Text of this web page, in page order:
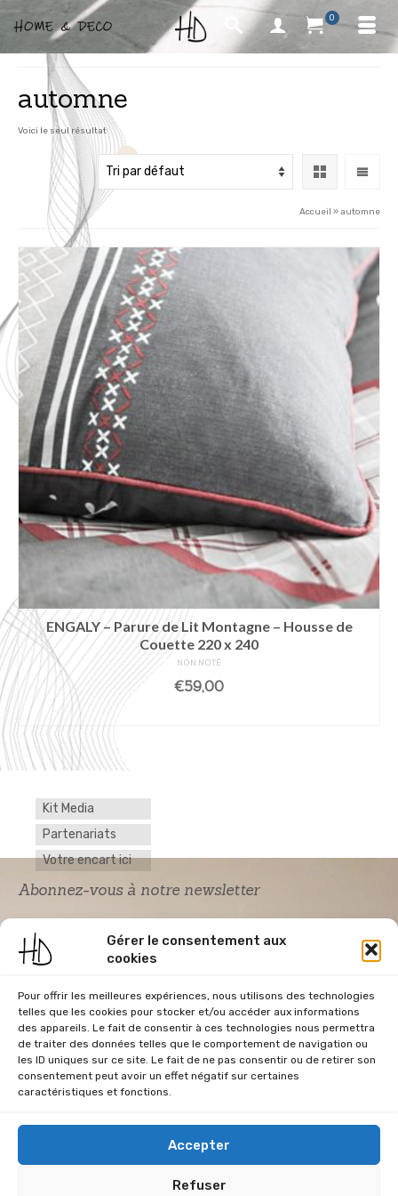
Gérer le consentement aux
cookies
Pour offrir les meilleures expériences, nous utilisons des technologies
telles que les cookies pour stocker et/ou accéder aux informations
des appareils. Le fait de consentir à ces technologies nous permettra
de traiter des données telles que le comportement de navigation ou
les ID uniques sur ce site. Le fait de ne pas consentir ou de retirer son
consentement peut avoir un effet négatif sur certaines
caractéristiques et fonctions.
Accepter
Refuser
0
automne
Voici le seul résultat
Accueil »automne
ENGALY – Parure de Lit Montagne – Housse de
Couette 220 x 240
NON NOTÉ
€59,00
Kit Media
Partenariats
Votre encart ici
Abonnez-vous à notre newsletter
Acceptation RGPD*
J'accepte la politique de confidentialité du
site Home & Déco